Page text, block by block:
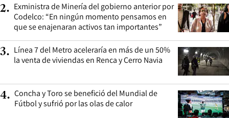
2. Exministra de Minería del gobierno anterior por
Codelco: “En ningún momento pensamos en
que se enajenaran activos tan importantes”
3. Línea 7 del Metro aceleraría en más de un 50%
la venta de viviendas en Renca y Cerro Navia
4. Concha y Toro se benefició del Mundial de
Fútbol y sufrió por las olas de calor